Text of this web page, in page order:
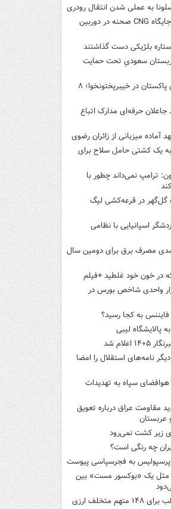
به عملی شدن انتقال رودری
لحظه انفجار جایگاه CNG صحنه در دوربین
بلژیکی دست گذاشتند
سعودیِ تحت حمایت
عملیات ارتش پاکستان در خیبرپختونخوا؛ ۸
جاعلان حرفه‌ای مدارک اتباع
آماده میزبانی از زائران رضوی
یک کشتی حامل سلاح برای
ترامپ نمی‌داند چطور با
گل‌گهر در قرعه‌کشی لیگ
اسپانیایی با نظامی
۳ درصدی مصرف برق برای دومین سال
در خون خود غلطید +فیلم
۱۱۲ هزار واحدی شاخص بورس در
فایننس به کجا رسید؟
پالایشگاه لیبی
اعلام شد
نامه‌های استقلال را امضا
هوافضای سپاه به تهدیدات
مقاومت عراق درباره تعویق
عربستان
زیر کشت نمی‌رود
چه رنگی است؟
پرسپولیس به فجرسپاسی پیوست
مثل یک «بوکسور مست» بین
متخلف ارزی